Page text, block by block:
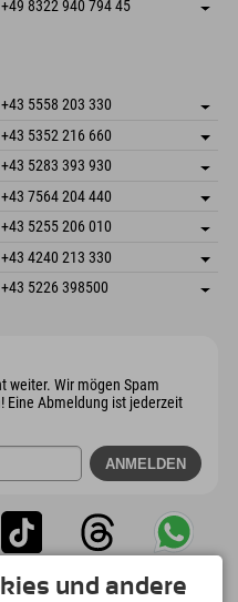
Buchen
+49 8322 940 794 45
+43 5558 203 330
Adresse speichern
Anreiseinfos
Buchen
+43 5352 216 660
Adresse speichern
Buchen
+43 5283 393 930
Adresse speichern
Anreiseinfos
Buchen
+43 7564 204 440
Adresse speichern
Buchen
+43 5255 206 010
Adresse speichern
Anreiseinfos
Buchen
+43 4240 213 330
Adresse speichern
+43 5226 398500
weiter. Wir mögen Spam
Eine Abmeldung ist jederzeit
und andere